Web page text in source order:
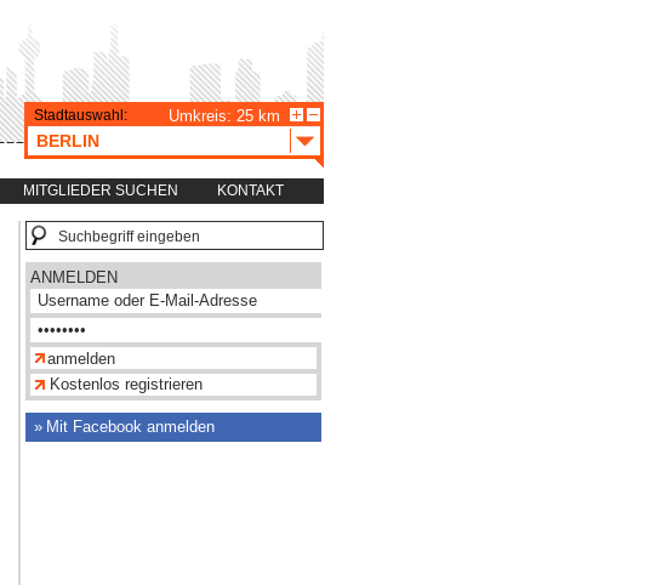
MITGLIEDER SUCHEN KONTAKT
Stadtauswahl: Umkreis: 25 km
BERLIN
ANMELDEN
Kostenlos registrieren
Mit Facebook anmelden